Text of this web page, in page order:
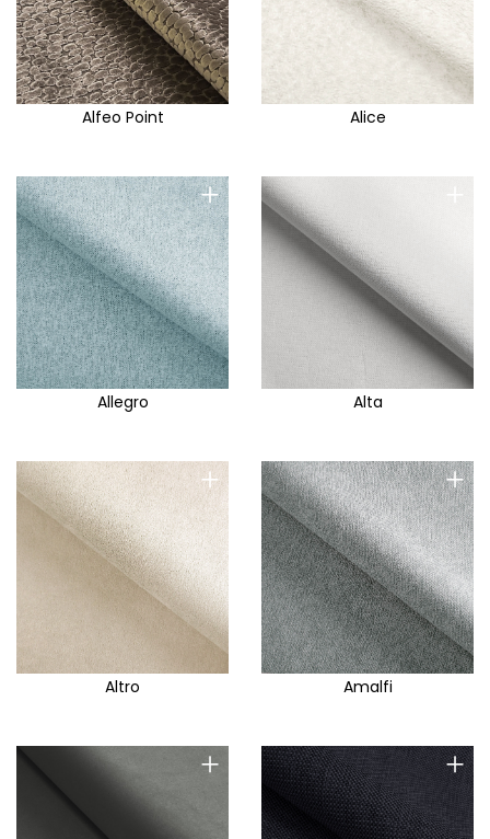
Aston
Aston S
Aurora
Austin
Avra
Azure
Babel
Bali
Bali F
Baltic
Baltimore
Bea
Belfast
Bellini
Benito
Berg
Beri
Best
Blur
Bolti
Alfeo Point Alice
+
Allegro
+
Alta
+
Altro
+
Amalfi
+ +